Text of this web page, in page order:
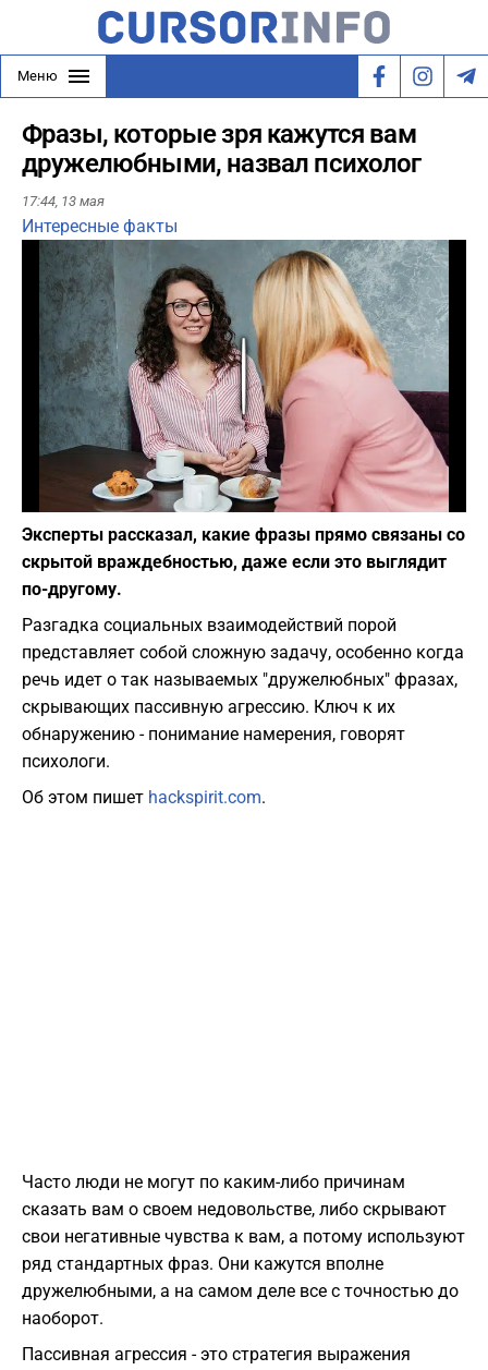
Меню
Фразы, которые зря кажутся вам
дружелюбными, назвал психолог
17:44, 13 мая
Интересные факты
Play
Фото: pixabay.com
Эксперты рассказал, какие фразы прямо связаны со
скрытой враждебностью, даже если это выглядит
по-другому.
Разгадка социальных взаимодействий порой
представляет собой сложную задачу, особенно когда
речь идет о так называемых "дружелюбных" фразах,
скрывающих пассивную агрессию. Ключ к их
обнаружению - понимание намерения, говорят
психологи.
Об этом пишет hackspirit.com.
Часто люди не могут по каким-либо причинам
сказать вам о своем недовольстве, либо скрывают
свои негативные чувства к вам, а потому используют
ряд стандартных фраз. Они кажутся вполне
дружелюбными, а на самом деле все с точностью до
наоборот.
Пассивная агрессия - это стратегия выражения